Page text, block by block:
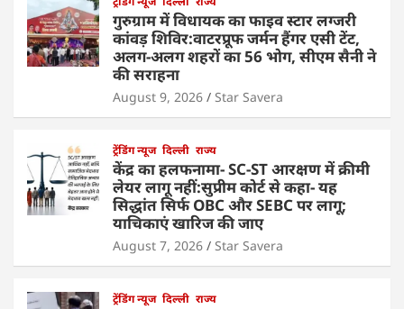
गुरुग्राम में विधायक का फाइव स्टार लग्जरी
कांवड़ शिविर:वाटरप्रूफ जर्मन हैंगर एसी टेंट,
अलग-अलग शहरों का 56 भोग, सीएम सैनी ने
की सराहना
August 9, 2026 Star Savera
ट्रेंडिंग न्यूज दिल्ली राज्य
केंद्र का हलफनामा- SC-ST आरक्षण में क्रीमी
लेयर लागू नहीं:सुप्रीम कोर्ट से कहा- यह
सिद्धांत सिर्फ OBC और SEBC पर लागू;
याचिकाएं खारिज की जाए
August 7, 2026 Star Savera
ट्रेंडिंग न्यूज दिल्ली राज्य